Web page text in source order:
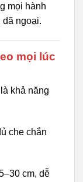
mọi hành
dã ngoại.
mọi lúc
khả năng
che chắn
cm, dễ